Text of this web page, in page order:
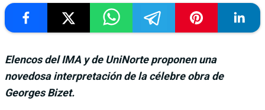
Elencos del IMA y de UniNorte proponen una
novedosa interpretación de la célebre obra de
Georges Bizet.